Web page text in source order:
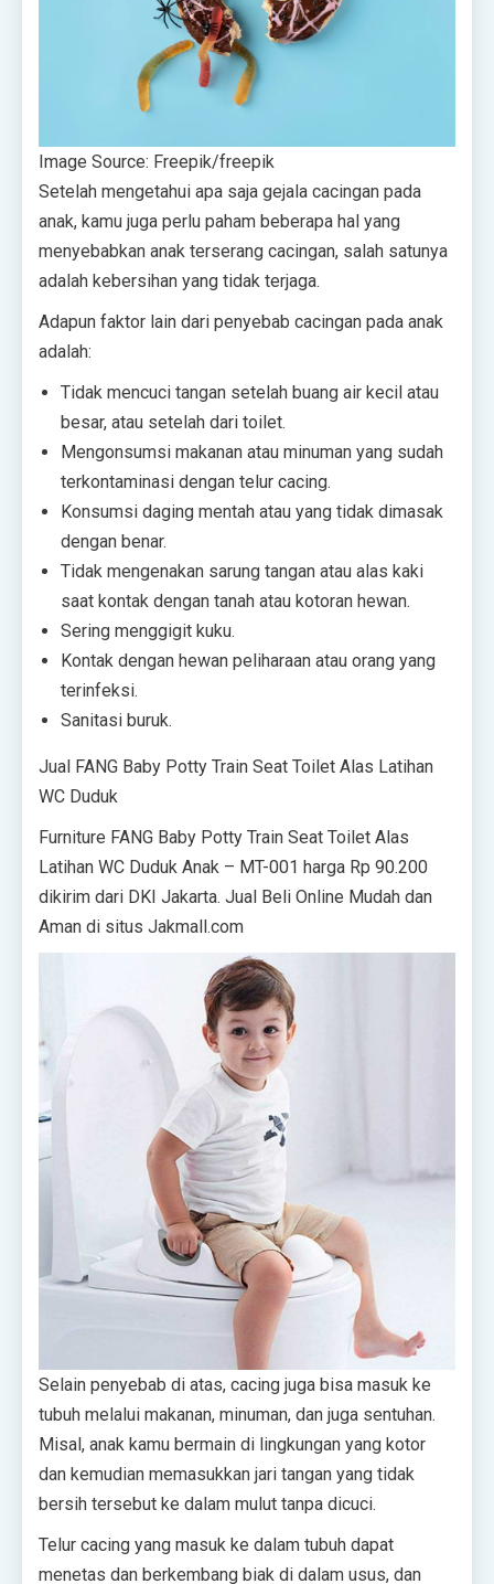
Image Source: Freepik/freepik
Setelah mengetahui apa saja gejala cacingan pada
anak, kamu juga perlu paham beberapa hal yang
menyebabkan anak terserang cacingan, salah satunya
adalah kebersihan yang tidak terjaga.
Adapun faktor lain dari penyebab cacingan pada anak
adalah:
Tidak mencuci tangan setelah buang air kecil atau
besar, atau setelah dari toilet.
Mengonsumsi makanan atau minuman yang sudah
terkontaminasi dengan telur cacing.
Konsumsi daging mentah atau yang tidak dimasak
dengan benar.
Tidak mengenakan sarung tangan atau alas kaki
saat kontak dengan tanah atau kotoran hewan.
Sering menggigit kuku.
Kontak dengan hewan peliharaan atau orang yang
terinfeksi.
Sanitasi buruk.
Jual FANG Baby Potty Train Seat Toilet Alas Latihan
WC Duduk
Furniture FANG Baby Potty Train Seat Toilet Alas
Latihan WC Duduk Anak – MT-001 harga Rp 90.200
dikirim dari DKI Jakarta. Jual Beli Online Mudah dan
Aman di situs Jakmall.com
Selain penyebab di atas, cacing juga bisa masuk ke
tubuh melalui makanan, minuman, dan juga sentuhan.
Misal, anak kamu bermain di lingkungan yang kotor
dan kemudian memasukkan jari tangan yang tidak
bersih tersebut ke dalam mulut tanpa dicuci.
Telur cacing yang masuk ke dalam tubuh dapat
menetas dan berkembang biak di dalam usus, dan